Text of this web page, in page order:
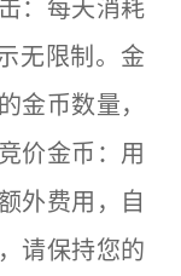
：每天消耗
无限制。金
金币数量，
价金币：用
外费用，自
请保持您的